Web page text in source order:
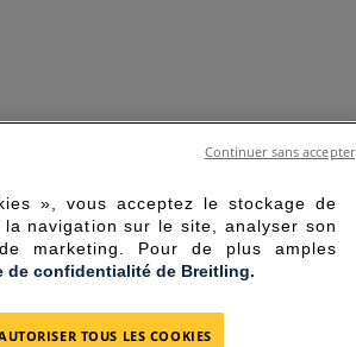
», vous acceptez le stockage de
navigation sur le site, analyser son
marketing. Pour de plus amples
de confidentialité de Breitling.
TOUS LES COOKIES
Continuer sans accepter